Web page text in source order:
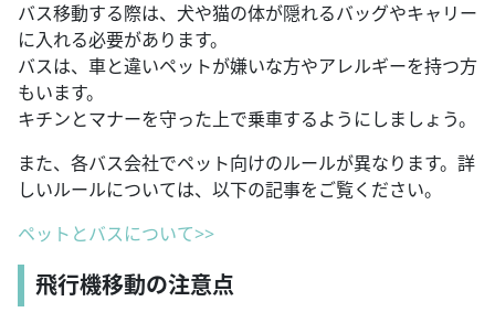
バス移動する際は、犬や猫の体が隠れるバッグやキャリー
に入れる必要があります。
バスは、車と違いペットが嫌いな方やアレルギーを持つ方
もいます。
キチンとマナーを守った上で乗車するようにしましょう。
また、各バス会社でペット向けのルールが異なります。詳
しいルールについては、以下の記事をご覧ください。
ペットとバスについて>>
飛行機移動の注意点